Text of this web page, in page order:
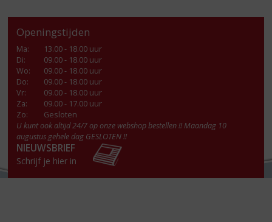
Openingstijden
Ma:
13.00 - 18.00 uur
Di:
09.00 - 18.00 uur
Wo:
09.00 - 18.00 uur
Do:
09.00 - 18.00 uur
Vr:
09.00 - 18.00 uur
Za:
09.00 - 17.00 uur
Zo:
Gesloten
U kunt ook altijd 24/7 op onze webshop bestellen !! Maandag 10
augustus gehele dag GESLOTEN !!
NIEUWSBRIEF
Schrijf je hier in